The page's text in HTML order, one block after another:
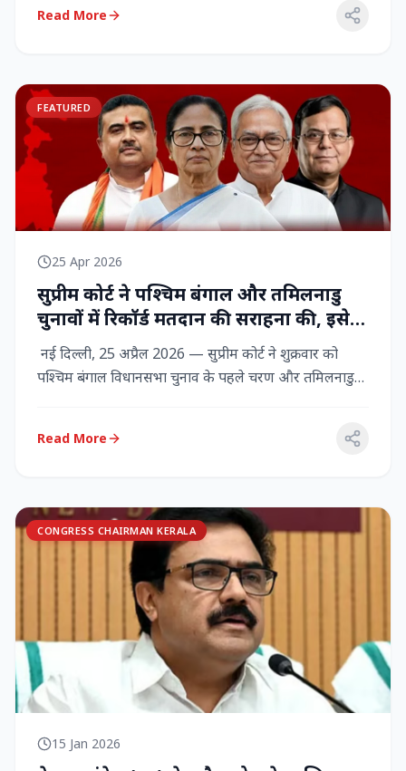
Read More
FEATURED
25 Apr 2026
सुप्रीम कोर्ट ने पश्चिम बंगाल और तमिलनाडु
चुनावों में रिकॉर्ड मतदान की सराहना की, इसे
नागरिक शक्ति का प्रदर्शन बताया
नई दिल्ली, 25 अप्रैल 2026 — सुप्रीम कोर्ट ने शुक्रवार को
पश्चिम बंगाल विधानसभा चुनाव के पहले चरण और तमिलनाडु
Read More
CONGRESS CHAIRMAN KERALA
15 Jan 2026